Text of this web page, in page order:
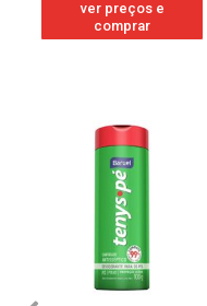
ver preços e
comprar